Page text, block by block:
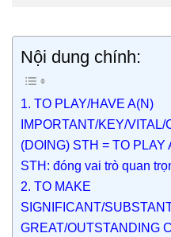
Nội dung chính:
1. TO PLAY/HAVE A(N)
IMPORTANT/KEY/VITAL/
(DOING) STH = TO
STH: đóng vai trò quan
2. TO MAKE
SIGNIFICANT/
GREAT/OUTSTANDING